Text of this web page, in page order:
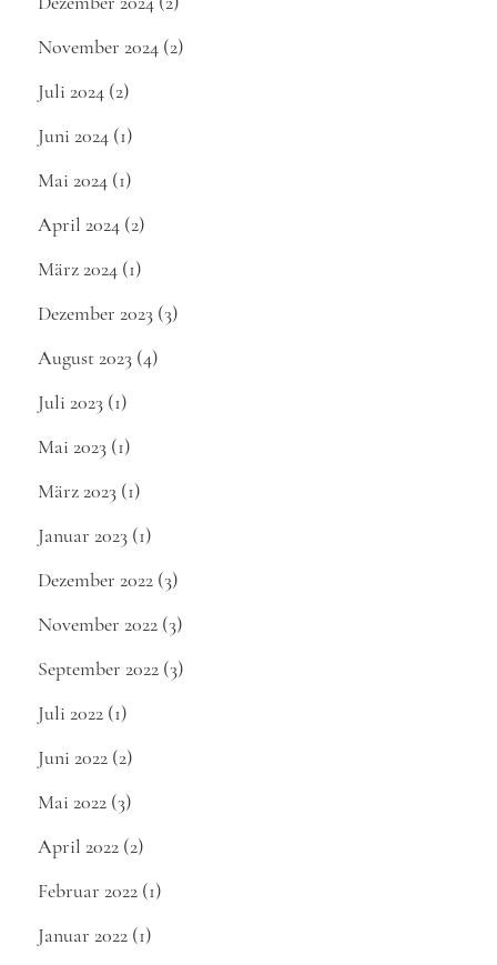
November 2024 (2)
Juli 2024 (2)
Juni 2024 (1)
Mai 2024 (1)
April 2024 (2)
März 2024 (1)
Dezember 2023 (3)
August 2023 (4)
Juli 2023 (1)
Mai 2023 (1)
März 2023 (1)
Januar 2023 (1)
Dezember 2022 (3)
November 2022 (3)
September 2022 (3)
Juli 2022 (1)
Juni 2022 (2)
Mai 2022 (3)
April 2022 (2)
Februar 2022 (1)
Januar 2022 (1)